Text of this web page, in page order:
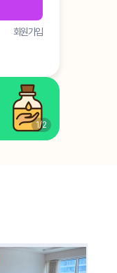
회원가입
1/2